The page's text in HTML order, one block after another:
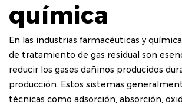
química
En las industrias farmacéuticas y
de tratamiento de gas residual son
reducir los gases dañinos producidos
producción. Estos sistemas
técnicas como adsorción, absorción,